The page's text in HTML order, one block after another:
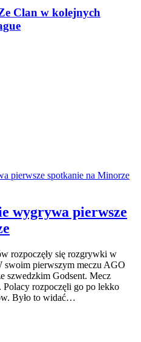
Clan w kolejnych
wygrywa pierwsze
rozpoczęły się rozgrywki w
swoim pierwszym meczu AGO
szwedzkim Godsent. Mecz
Polacy rozpoczęli go po lekko
Było to widać…